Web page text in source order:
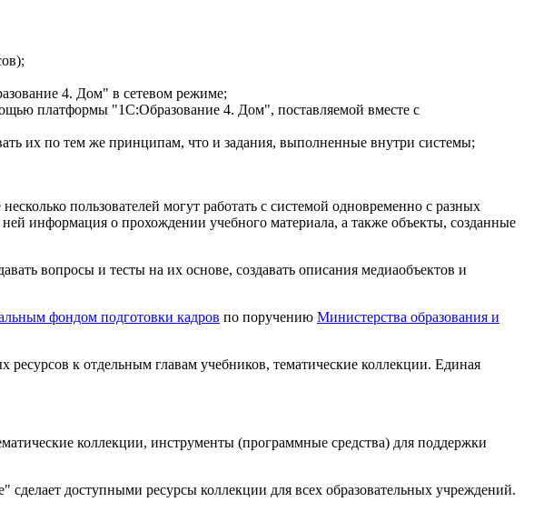
4. Дом" в сетевом режиме;
платформы "1С:Образование 4. Дом", поставляемой вместе с
их по тем же принципам, что и задания, выполненные внутри системы;
пользователей могут работать с системой одновременно с разных
информация о прохождении учебного материала, а также объекты, созданные
вопросы и тесты на их основе, создавать описания медиаобъектов и
фондом подготовки кадров по поручению Министерства образования и
к отдельным главам учебников, тематические коллекции. Единая
коллекции, инструменты (программные средства) для поддержки
доступными ресурсы коллекции для всех образовательных учреждений.